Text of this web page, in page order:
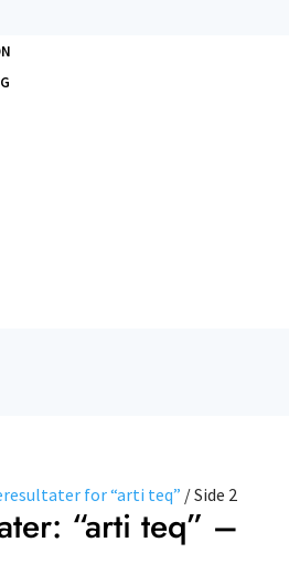
for “arti teq” / Side 2
“arti teq” –